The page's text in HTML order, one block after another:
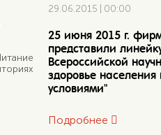
29.06.2015 | 00:00
25 июня 2015 г.
представили
Всероссийской
здоровье
условиями"
Подробнее